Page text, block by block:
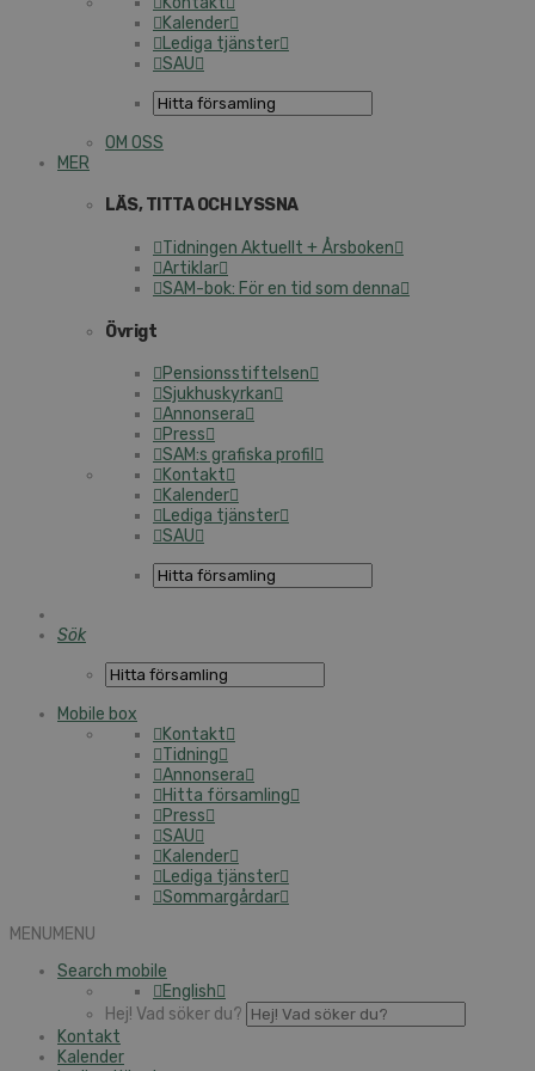
Kalender
Lediga tjänster
SAU
OM OSS
MER
LÄS, TITTA OCH LYSSNA
Tidningen Aktuellt + Årsboken
Artiklar
SAM-bok: För en tid som denna
Övrigt
Pensionsstiftelsen
Sjukhuskyrkan
Annonsera
Press
SAM:s grafiska profil
Kontakt
Kalender
Lediga tjänster
SAU
Sök
Mobile box
Kontakt
Tidning
Annonsera
Hitta församling
Press
SAU
Kalender
Lediga tjänster
Sommargårdar
MENUMENU
Search mobile
English
Hej! Vad söker du?
Kontakt
Kalender